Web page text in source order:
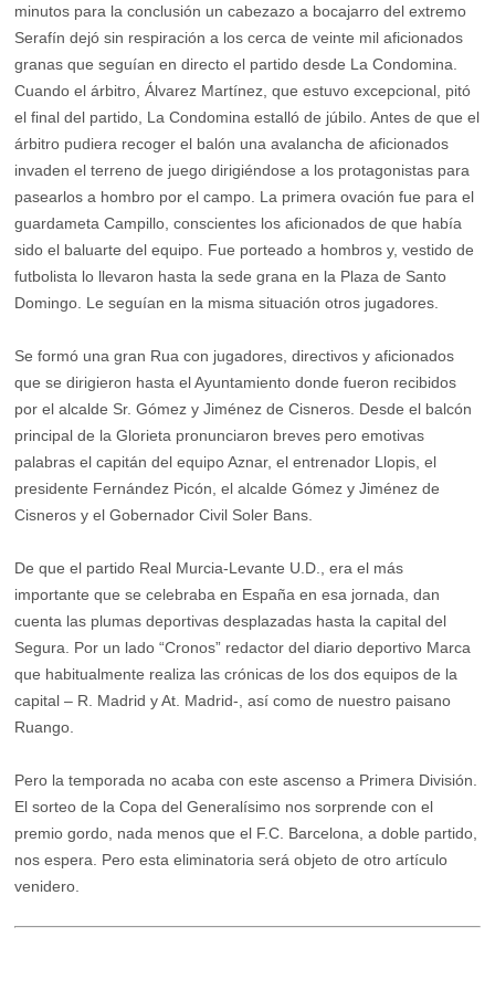
minutos para la conclusión un cabezazo a bocajarro del extremo
Serafín dejó sin respiración a los cerca de veinte mil aficionados
granas que seguían en directo el partido desde La Condomina.
Cuando el árbitro, Álvarez Martínez, que estuvo excepcional, pitó
el final del partido, La Condomina estalló de júbilo. Antes de que el
árbitro pudiera recoger el balón una avalancha de aficionados
invaden el terreno de juego dirigiéndose a los protagonistas para
pasearlos a hombro por el campo. La primera ovación fue para el
guardameta Campillo, conscientes los aficionados de que había
sido el baluarte del equipo. Fue porteado a hombros y, vestido de
futbolista lo llevaron hasta la sede grana en la Plaza de Santo
Domingo. Le seguían en la misma situación otros jugadores.
Se formó una gran Rua con jugadores, directivos y aficionados
que se dirigieron hasta el Ayuntamiento donde fueron recibidos
por el alcalde Sr. Gómez y Jiménez de Cisneros. Desde el balcón
principal de la Glorieta pronunciaron breves pero emotivas
palabras el capitán del equipo Aznar, el entrenador Llopis, el
presidente Fernández Picón, el alcalde Gómez y Jiménez de
Cisneros y el Gobernador Civil Soler Bans.
De que el partido Real Murcia-Levante U.D., era el más
importante que se celebraba en España en esa jornada, dan
cuenta las plumas deportivas desplazadas hasta la capital del
Segura. Por un lado “Cronos” redactor del diario deportivo Marca
que habitualmente realiza las crónicas de los dos equipos de la
capital – R. Madrid y At. Madrid-, así como de nuestro paisano
Ruango.
Pero la temporada no acaba con este ascenso a Primera División.
El sorteo de la Copa del Generalísimo nos sorprende con el
premio gordo, nada menos que el F.C. Barcelona, a doble partido,
nos espera. Pero esta eliminatoria será objeto de otro artículo
venidero.